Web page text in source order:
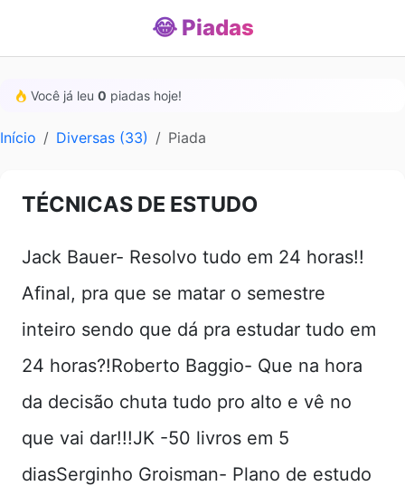
😂 Piadas
Você já leu 0 piadas hoje!
Início Diversas (33) Piada
TÉCNICAS DE ESTUDO
Jack Bauer- Resolvo tudo em 24 horas!!
Afinal, pra que se matar o semestre
inteiro sendo que dá pra estudar tudo em
24 horas?!Roberto Baggio- Que na hora
da decisão chuta tudo pro alto e vê no
que vai dar!!!JK -50 livros em 5
diasSerginho Groisman- Plano de estudo